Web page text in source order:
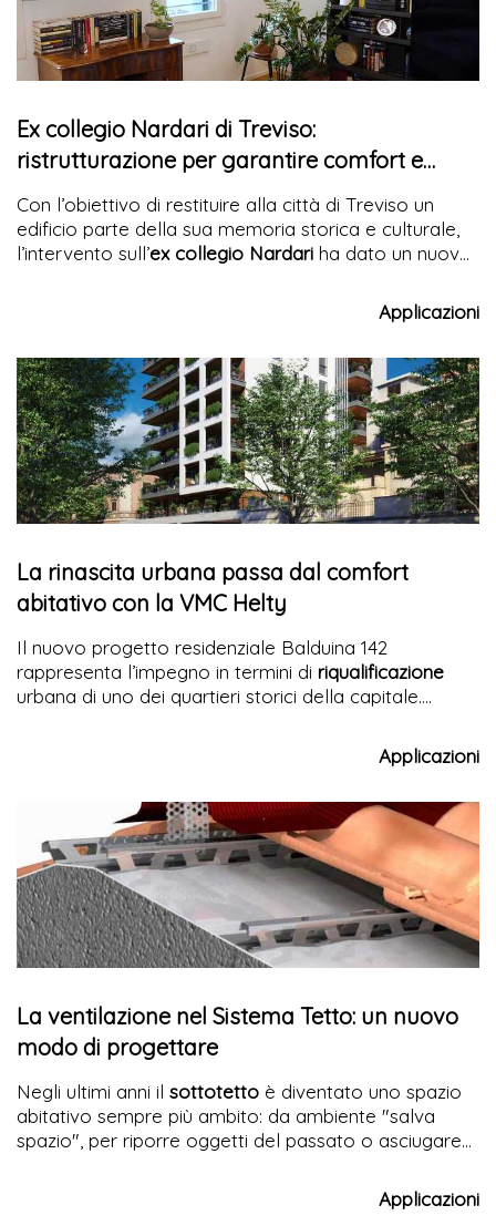
Ex collegio Nardari di Treviso:
ristrutturazione per garantire comfort e
qualità dell'aria
Con l’obiettivo di restituire alla città di Treviso un
edificio parte della sua memoria storica e culturale,
l’intervento sull’ex collegio Nardari ha dato un nuovo
moderne tecnologie per il comfort abitativo
. I sistemi
permesso il continuo
preservando l’estetica della facciata nella sua
autenticità.
Applicazioni
La rinascita urbana passa dal comfort
abitativo con la VMC Helty
Il nuovo progetto residenziale Balduina 142
rappresenta l’impegno in termini di riqualificazione
urbana di uno dei quartieri storici della capitale.
tecnologie e impianti di altissimo livello, come i
scelti per il ricambio e la
Applicazioni
La ventilazione nel Sistema Tetto: un nuovo
modo di progettare
Negli ultimi anni il sottotetto è diventato uno spazio
abitativo sempre più ambito: da ambiente "salva
spazio", per riporre oggetti del passato o asciugare
abitazioni sottostanti da freddo in inverno e caldo in
estate, è diventato un luogo in cui poter abitare,
Applicazioni